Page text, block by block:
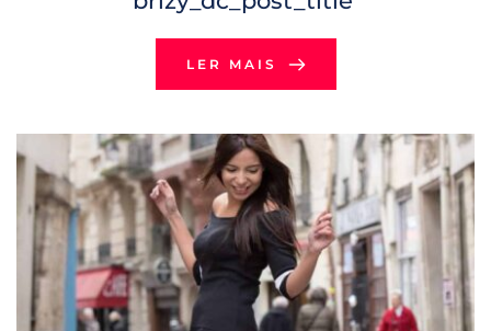
LER MAIS